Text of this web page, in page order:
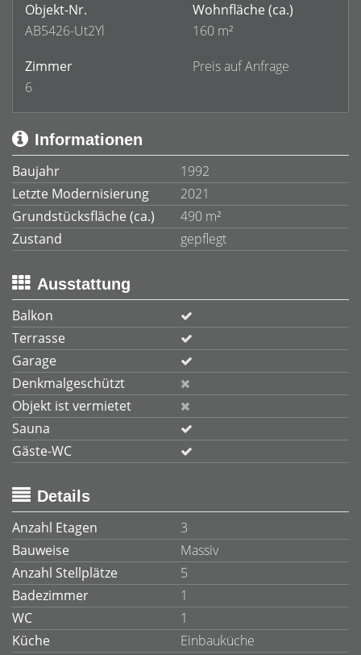
Objekt-Nr.
AB5426-Ut2Yl
Wohnfläche (ca.)
160 m²
Zimmer
6
Preis auf Anfrage
Informationen
Baujahr
1992
Letzte Modernisierung
2021
Grundstücksfläche (ca.)
490 m²
Zustand
gepflegt
Ausstattung
Balkon
Terrasse
Garage
Denkmalgeschützt
Objekt ist vermietet
Sauna
Gäste-WC
Details
Anzahl Etagen
3
Bauweise
Massiv
Anzahl Stellplätze
5
Badezimmer
1
WC
1
Küche
Einbauküche